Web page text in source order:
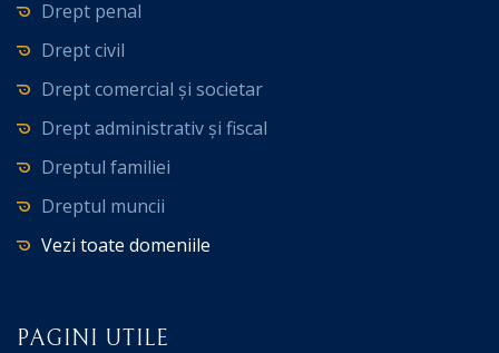
Drept penal
Drept civil
Drept comercial și societar
Drept administrativ și fiscal
Dreptul familiei
Dreptul muncii
Vezi toate domeniile
PAGINI UTILE